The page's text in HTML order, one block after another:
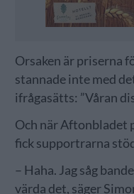
Orsaken är priserna
stannade inte med
ifrågasätts: ”Våran
Och när Aftonbladet
fick supportrarna
– Haha. Jag såg
värda det, säger